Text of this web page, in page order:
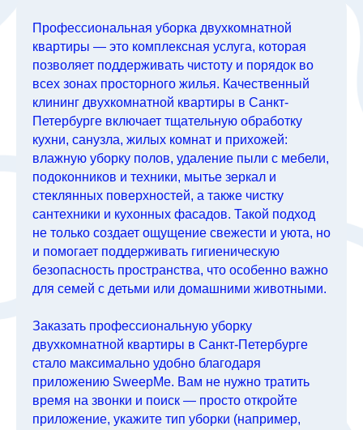
Профессиональная уборка двухкомнатной
квартиры — это комплексная услуга, которая
позволяет поддерживать чистоту и порядок во
всех зонах просторного жилья. Качественный
клининг двухкомнатной квартиры в Санкт-
Петербурге включает тщательную обработку
кухни, санузла, жилых комнат и прихожей:
влажную уборку полов, удаление пыли с мебели,
подоконников и техники, мытье зеркал и
стеклянных поверхностей, а также чистку
сантехники и кухонных фасадов. Такой подход
не только создает ощущение свежести и уюта, но
и помогает поддерживать гигиеническую
безопасность пространства, что особенно важно
для семей с детьми или домашними животными.
Заказать профессиональную уборку
двухкомнатной квартиры в Санкт-Петербурге
стало максимально удобно благодаря
приложению SweepMe. Вам не нужно тратить
время на звонки и поиск — просто откройте
приложение, укажите тип уборки (например,